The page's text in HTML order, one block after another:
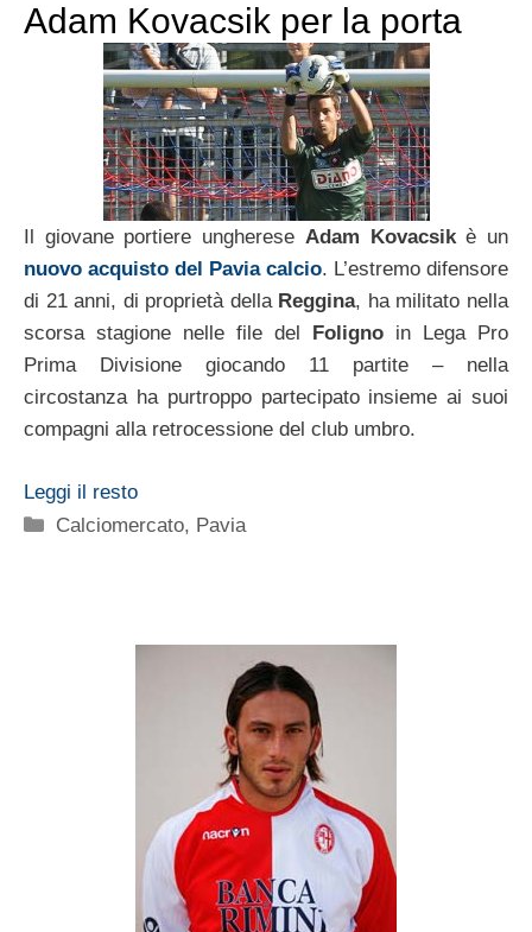
Adam Kovacsik per la porta
Il giovane portiere ungherese Adam Kovacsikè un
nuovo acquisto del Pavia calcio. L’estremo difensore
di 21 anni, di proprietà della Reggina, ha militato nella
scorsa stagione nelle file del
Foligno in Lega Pro
Prima Divisione giocando 11 partite – nella
circostanza ha purtroppo partecipato insieme ai suoi
compagni alla retrocessione del club umbro.
Leggi il resto
Categorie
Calciomercato, Pavia